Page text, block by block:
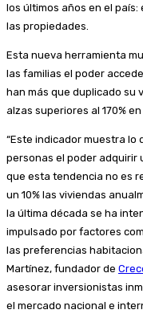
los últimos años en el
las propiedades.
Esta nueva herramienta
las familias el poder
han más que duplicado su
alzas superiores al 170%
“Este indicador muestra lo
personas el poder adquirir
que esta tendencia no es
un 10% las viviendas
la última década se ha
impulsado por factores
las preferencias
Martínez, fundador de
asesorar inversionistas
el mercado nacional e